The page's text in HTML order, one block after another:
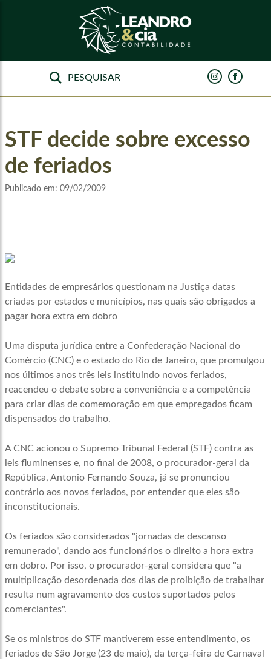
STF decide sobre excesso
de feriados
Publicado em: 09/02/2009
Entidades de empresários questionam na Justiça datas
criadas por estados e municípios, nas quais são obrigados a
pagar hora extra em dobro
Uma disputa jurídica entre a Confederação Nacional do
Comércio (CNC) e o estado do Rio de Janeiro, que promulgou
nos últimos anos três leis instituindo novos feriados,
reacendeu o debate sobre a conveniência e a competência
para criar dias de comemoração em que empregados ficam
dispensados do trabalho.
A CNC acionou o Supremo Tribunal Federal (STF) contra as
leis fluminenses e, no final de 2008, o procurador-geral da
República, Antonio Fernando Souza, já se pronunciou
contrário aos novos feriados, por entender que eles são
inconstitucionais.
Os feriados são considerados "jornadas de descanso
remunerado", dando aos funcionários o direito a hora extra
em dobro. Por isso, o procurador-geral considera que "a
multiplicação desordenada dos dias de proibição de trabalhar
resulta num agravamento dos custos suportados pelos
comerciantes".
Se os ministros do STF mantiverem esse entendimento, os
feriados de São Jorge (23 de maio), da terça-feira de Carnaval